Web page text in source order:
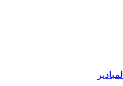
لمبادير